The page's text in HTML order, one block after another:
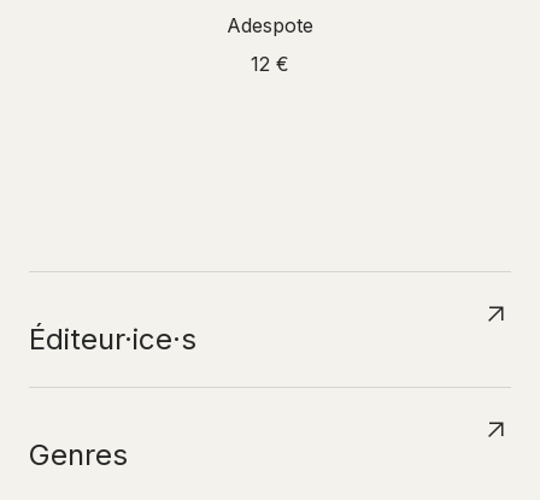
Adespote
12 €
NAVIGUERPAR
Éditeur·ice·s
Genres